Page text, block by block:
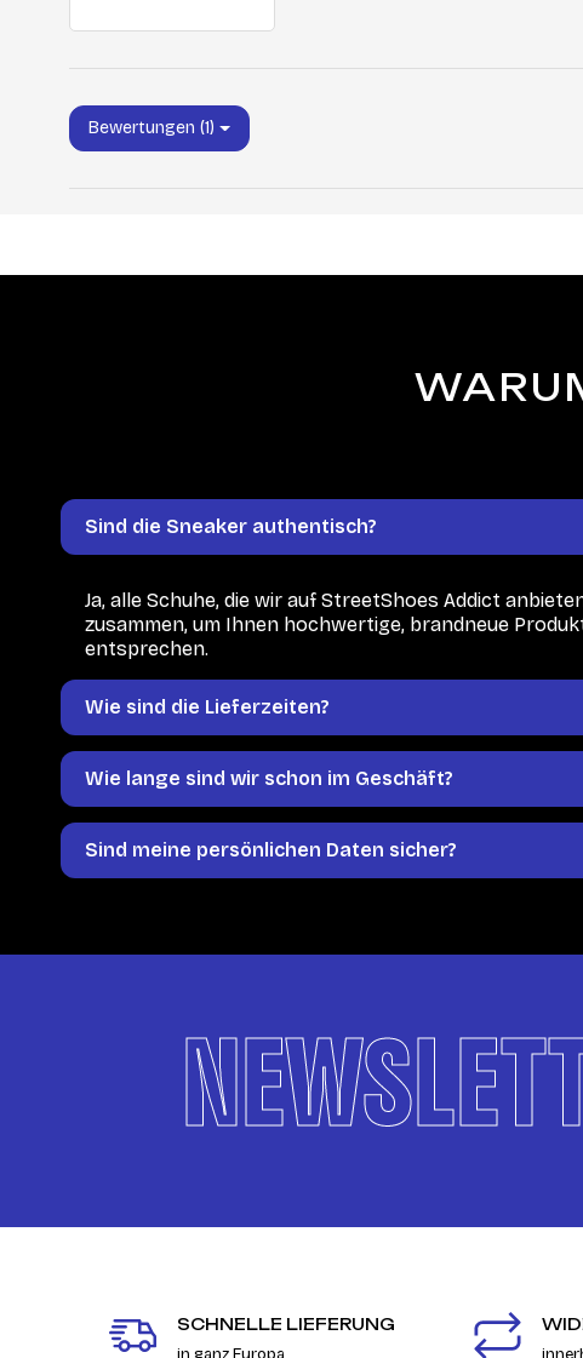
Bewertungen (1)
Sind die Sneaker authentisch?
Ja, alle Schuhe, die wir auf StreetShoes Addict
zusammen, um Ihnen hochwertige, brandneue
entsprechen.
Wie sind die Lieferzeiten?
Wie lange sind wir schon im Geschäft?
Sind meine persönlichen Daten sicher?
SCHNELLE LIEFERUNG